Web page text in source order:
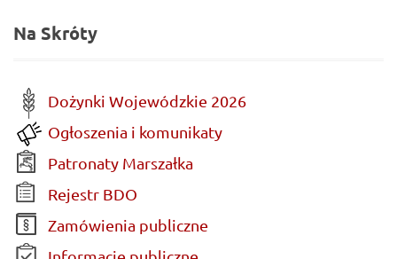
Na Skróty
Dożynki Wojewódzkie 2026
Ogłoszenia i komunikaty
Patronaty Marszałka
Rejestr BDO
Zamówienia publiczne